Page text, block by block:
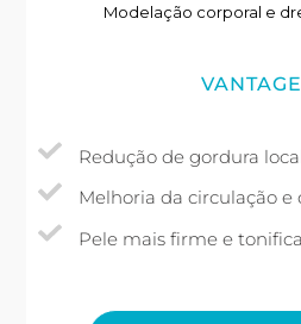
Modelação corporal e
Redução de gordura
Melhoria da circulação
Pele mais firme e